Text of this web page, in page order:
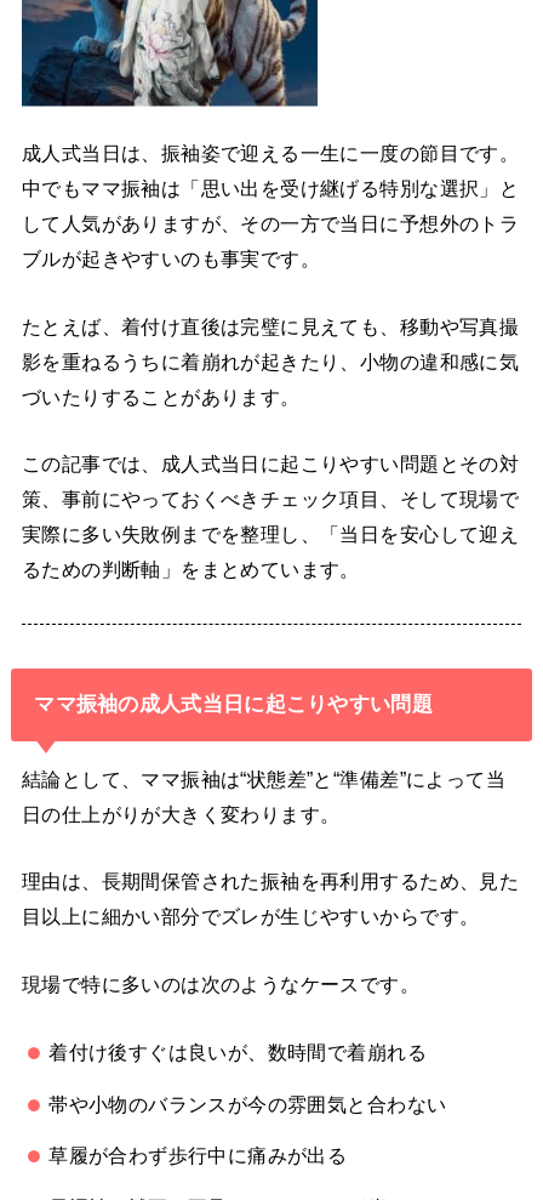
成人式当日は、振袖姿で迎える一生に一度の節目です。
中でもママ振袖は「思い出を受け継げる特別な選択」と
して人気がありますが、その一方で当日に予想外のトラ
ブルが起きやすいのも事実です。
たとえば、着付け直後は完璧に見えても、移動や写真撮
影を重ねるうちに着崩れが起きたり、小物の違和感に気
づいたりすることがあります。
この記事では、成人式当日に起こりやすい問題とその対
策、事前にやっておくべきチェック項目、そして現場で
実際に多い失敗例までを整理し、「当日を安心して迎え
るための判断軸」をまとめています。
ママ振袖の成人式当日に起こりやすい問題
結論として、ママ振袖は“状態差”と“準備差”によって当
日の仕上がりが大きく変わります。
理由は、長期間保管された振袖を再利用するため、見た
目以上に細かい部分でズレが生じやすいからです。
現場で特に多いのは次のようなケースです。
着付け後すぐは良いが、数時間で着崩れる
帯や小物のバランスが今の雰囲気と合わない
草履が合わず歩行中に痛みが出る